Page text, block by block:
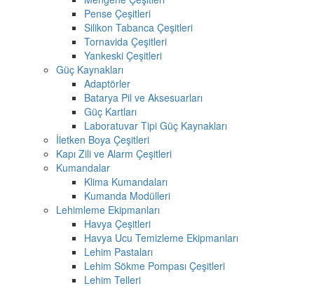
Pense Çeşitleri
Silikon Tabanca Çeşitleri
Tornavida Çeşitleri
Yankeski Çeşitleri
Güç Kaynakları
Adaptörler
Batarya Pil ve Aksesuarları
Güç Kartları
Laboratuvar Tipi Güç Kaynakları
İletken Boya Çeşitleri
Kapı Zili ve Alarm Çeşitleri
Kumandalar
Klima Kumandaları
Kumanda Modülleri
Lehimleme Ekipmanları
Havya Çeşitleri
Havya Ucu Temizleme Ekipmanları
Lehim Pastaları
Lehim Sökme Pompası Çeşitleri
Lehim Telleri